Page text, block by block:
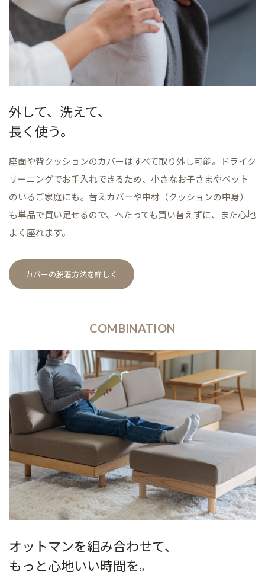
外して、洗えて、
長く使う。
座面や背クッションのカバーはすべて取り外し可能。ドライク
リーニングでお手入れできるため、小さなお子さまやペット
のいるご家庭にも。替えカバーや中材（クッションの中身）
も単品で買い足せるので、へたっても買い替えずに、また心地
よく座れます。
カバーの脱着方法を詳しく
COMBINATION
オットマンを組み合わせて、
もっと心地いい時間を。